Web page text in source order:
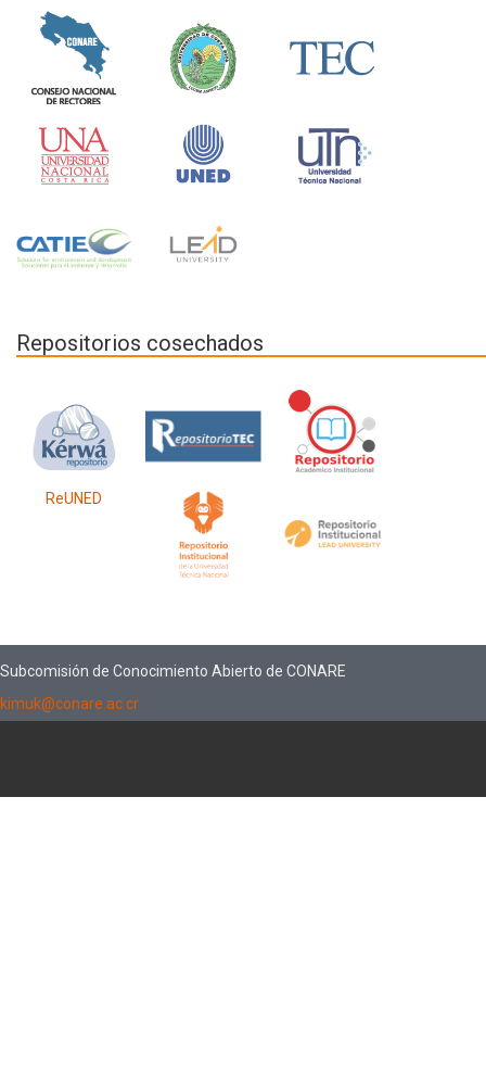
Repositorios cosechados
ReUNED
Subcomisión de Conocimiento Abierto de CONARE
kimuk@conare.ac.cr